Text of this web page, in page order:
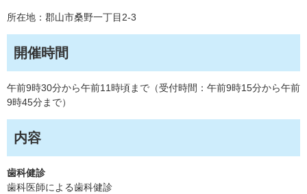
所在地：郡山市桑野一丁目2-3
開催時間
午前9時30分から午前11時頃まで（受付時間：午前9時15分から午前
9時45分まで）
内容
歯科健診
歯科医師による歯科健診